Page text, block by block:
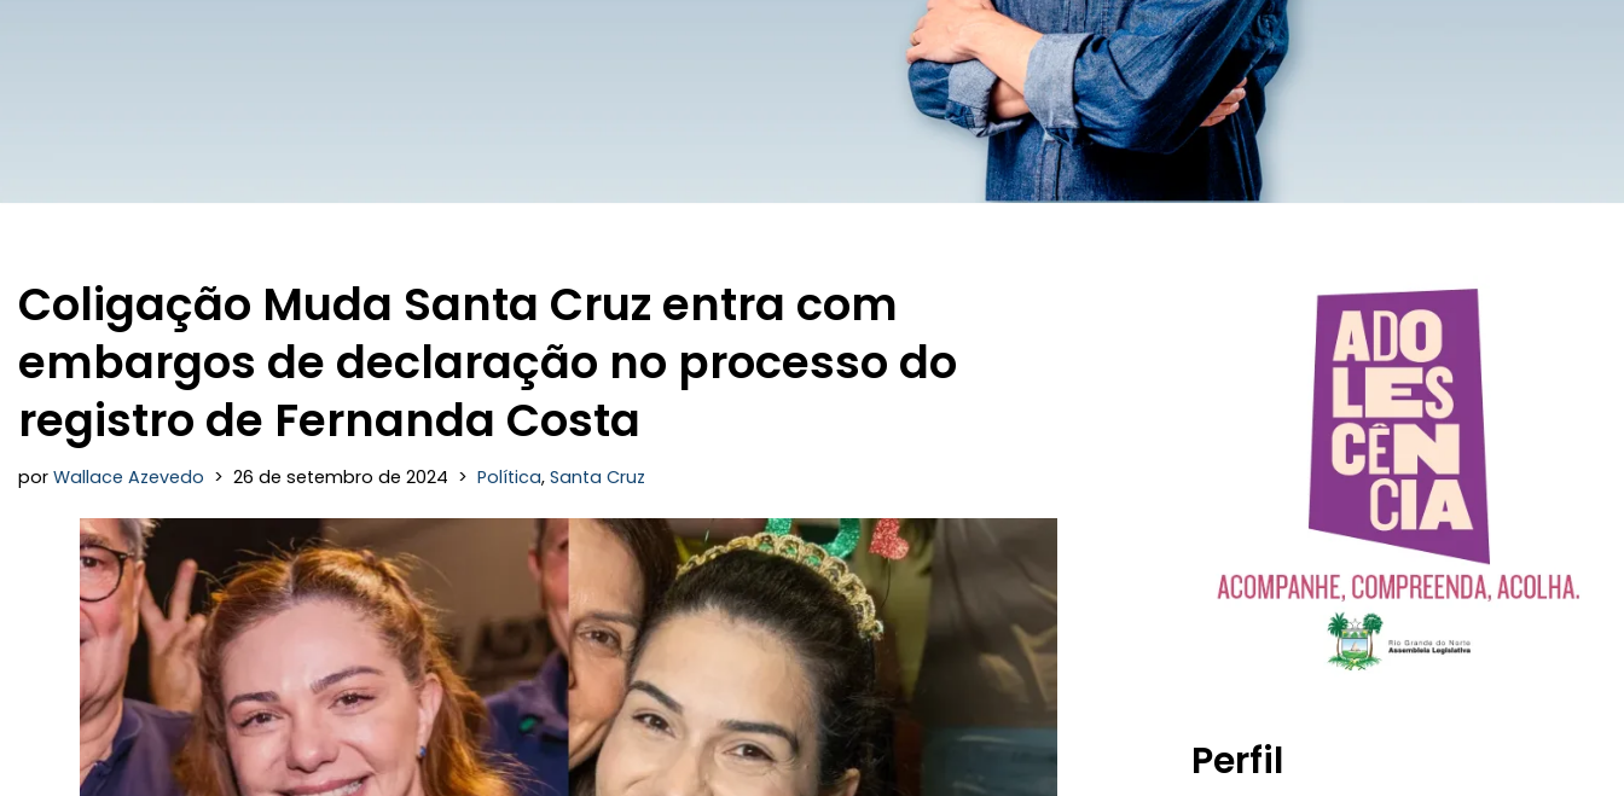
Coligação Muda Santa Cruz entra com
embargos de declaração no processo do
registro de Fernanda Costa
por Wallace Azevedo 26 de setembro de 2024 Política, Santa Cruz
Perfil